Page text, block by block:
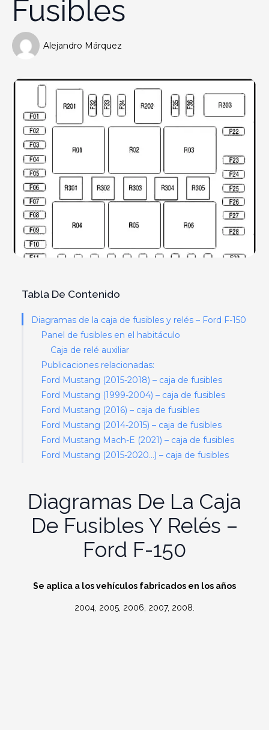
Fusibles
Alejandro Márquez
Tabla De Contenido
Diagramas de la caja de fusibles y relés – Ford F-150
Panel de fusibles en el habitáculo
Caja de relé auxiliar
Publicaciones relacionadas:
Ford Mustang (2015-2018) – caja de fusibles
Ford Mustang (1999-2004) – caja de fusibles
Ford Mustang (2016) – caja de fusibles
Ford Mustang (2014-2015) – caja de fusibles
Ford Mustang Mach-E (2021) – caja de fusibles
Ford Mustang (2015-2020…) – caja de fusibles
Diagramas De La Caja
De Fusibles Y Relés –
Ford F-150
Se aplica a los vehículos fabricados en los años
2004, 2005, 2006, 2007, 2008.